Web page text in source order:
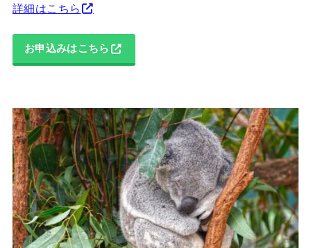
詳細はこちら
お申込みはこちら